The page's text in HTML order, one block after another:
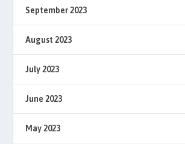
September 2023
August 2023
July 2023
June 2023
May 2023